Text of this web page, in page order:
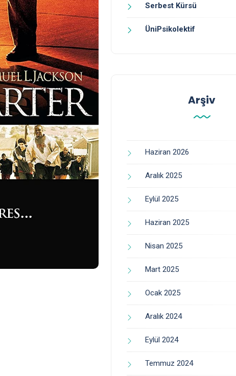
Serbest Kürsü
ÜniPsikolektif
Arşiv
Haziran 2026
Aralık 2025
Eylül 2025
Haziran 2025
Nisan 2025
Mart 2025
Ocak 2025
Aralık 2024
Eylül 2024
Temmuz 2024